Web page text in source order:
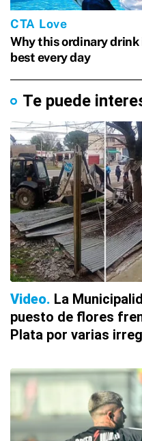
Te puede
Video La
puesto de flores
Plata por varias